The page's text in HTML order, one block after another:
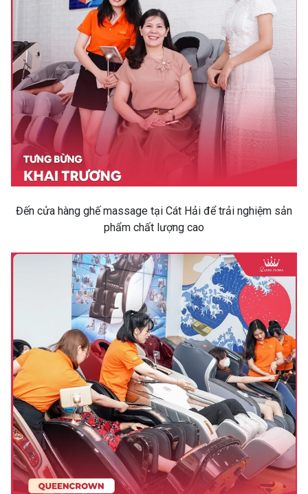
Đến cửa hàng ghế massage tại Cát Hải để trải nghiệm sản
phẩm chất lượng cao